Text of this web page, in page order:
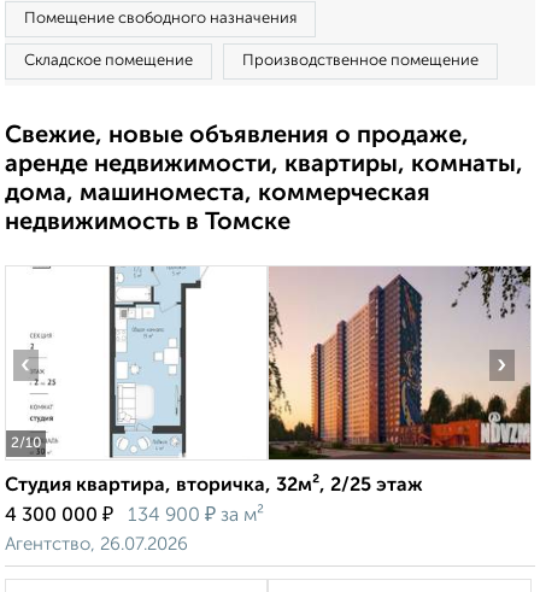
Помещение свободного назначения
Складское помещение Производственное помещение
Свежие, новые объявления о продаже,
аренде недвижимости, квартиры, комнаты,
дома, машиноместа, коммерческая
недвижимость в Томске
2/10
‹ ›
Студия квартира, вторичка, 32м², 2/25 этаж
4 300 000 ₽ 134 900 ₽ за м²
Агентство, 26.07.2026